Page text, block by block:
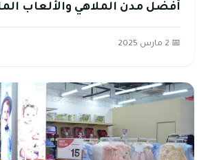
أفضل مدن الملاهي والألعاب
📅 2 مارس 2025